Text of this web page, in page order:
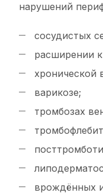
нарушений
сосудистых
расширении
хронической
варикозе;
тромбозах
врождённых